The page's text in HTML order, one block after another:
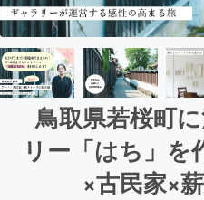
鳥取県若桜町
リー「はち」を
×古民家×